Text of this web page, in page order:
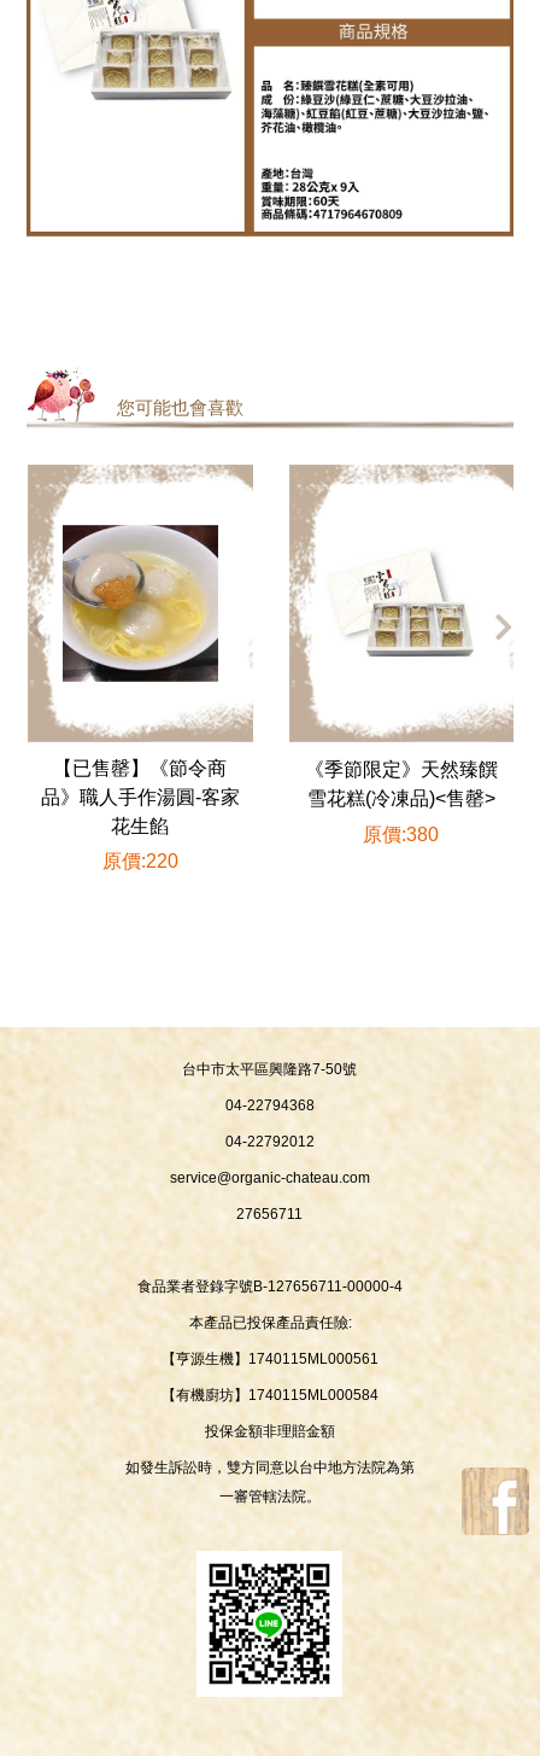
您可能也會喜歡
【已售罄】《節令商
品》職人手作湯圓-客家
花生餡
原價:220
《季節限定》天然臻饌
雪花糕(冷凍品)<售罄>
原價:380
台中市太平區興隆路7-50號
04-22794368
04-22792012
service@organic-chateau.com
27656711
食品業者登錄字號B-127656711-00000-4
本產品已投保產品責任險:
【亨源生機】1740115ML000561
【有機廚坊】1740115ML000584
投保金額非理賠金額
如發生訴訟時，雙方同意以台中地方法院為第
一審管轄法院。